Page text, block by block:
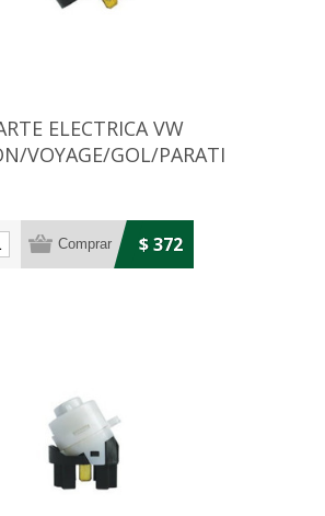
ELECTRICA VW
VOYAGE/GOL/PARATI
$ 372